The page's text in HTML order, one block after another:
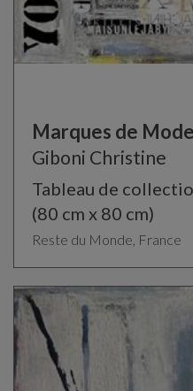
Marques de Mode
Giboni Christine
Tableau de
(80 cm x 80 cm)
Reste du Monde, France